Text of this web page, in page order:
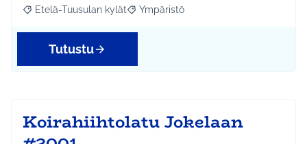
Rajaa tulokset aihepiirin mukaan: Etelä-Tuusulan kylät
Etelä-Tuusulan kylät Rajaa tulokset teeman mukaan:
Ympäristö
Tutustu
Koirahiihtolatu Jokelaan